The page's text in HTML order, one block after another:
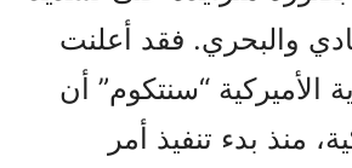
والبحري. فقد أعلنت
الأميركية “سنتكوم” أن
منذ بدء تنفيذ أمر